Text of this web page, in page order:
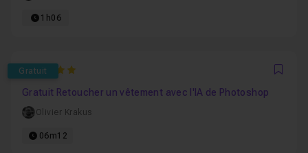
1h06
Gratuit
5
Gratuit Retoucher un vêtement avec l'IA de Photoshop
Olivier Krakus
06m12